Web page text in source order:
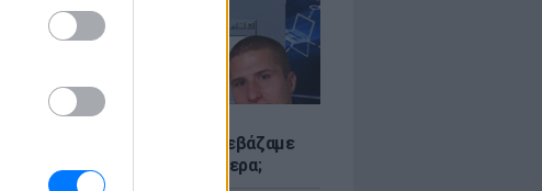
Έφτιαξαν το Napster που κατεβάζαμε
μουσική - Πού βρίσκονται σήμερα;